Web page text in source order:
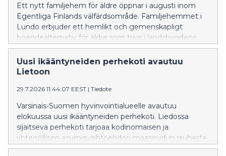
Ett nytt familjehem för äldre öppnar i augusti inom
Egentliga Finlands välfärdsområde. Familjehemmet i
Lundo erbjuder ett hemlikt och gemenskapligt
boendealternativ för äldre som trivs i landsbygdens
lugn och ro.
Uusi ikääntyneiden perhekoti avautuu
Lietoon
29.7.2026 11:44:07 EEST | Tiedote
Varsinais-Suomen hyvinvointialueelle avautuu
elokuussa uusi ikääntyneiden perhekoti. Liedossa
sijaitseva perhekoti tarjoaa kodinomaisen ja
yhteisöllisen asumisvaihtoehdon maaseudun rauhasta
nauttiville ikäihmisille.